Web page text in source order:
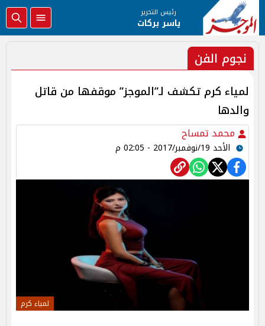
رئيس التحرير
ياسر بركات
نجوم الفن
لمياء كرم تكشف لـ”الموجز” موقفها من قاتل
والدها
محمد تمساح
الأحد 19/نوفمبر/2017 - 02:05 م
لمياء كرم